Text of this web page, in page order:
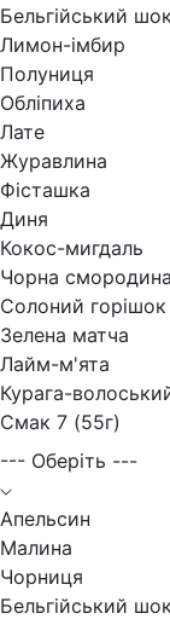
Бельгійський
Лимон-імбир
Полуниця
Обліпиха
Лате
Журавлина
Фісташка
Диня
Кокос-мигдаль
Чорна смородина
Солоний горішок
Зелена матча
Лайм-м'ята
Курага-
Смак 7 (55г)
--- Оберіть ---
Апельсин
Малина
Чорниця
Бельгійський